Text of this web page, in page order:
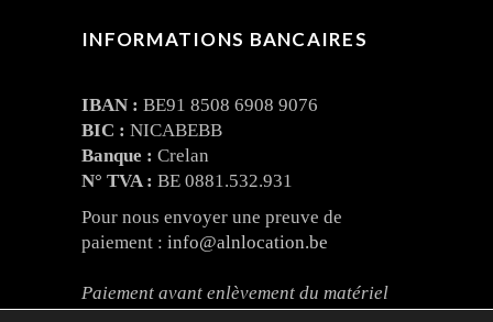
INFORMATIONS BANCAIRES
IBAN : BE91 8508 6908 9076
BIC : NICABEBB
Banque : Crelan
N° TVA : BE 0881.532.931
Pour nous envoyer une preuve de
paiement : info@alnlocation.be
Paiement avant enlèvement du matériel